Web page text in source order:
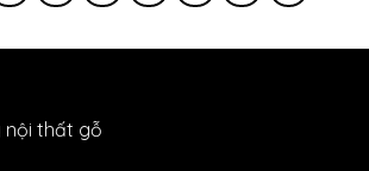
nội thất gỗ